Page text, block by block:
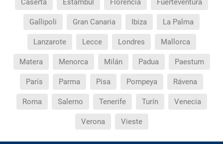
Gallipoli Gran Canaria Ibiza La Palma
Lanzarote Lecce Londres Mallorca
Matera Menorca Milán Padua Paestum
París Parma Pisa Pompeya Rávena
Roma Salerno Tenerife Turín Venecia
Verona Vieste